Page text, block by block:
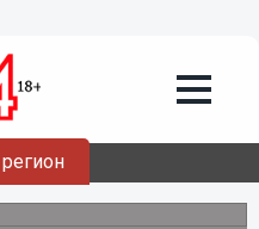
состоятся 7
и отдыха
Новгороде
катание на коньках,
«Вера», интерактивные